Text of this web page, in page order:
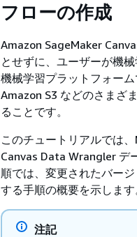
フローの作成
Amazon SageMaker
とせずに、ユーザーが機
機械学習プラットフォー
Amazon S3 などのさまざ
ることです。
このチュートリアルでは
Canvas Data Wrangler デ
順では、変更されたバー
する手順の概要を示します
注記